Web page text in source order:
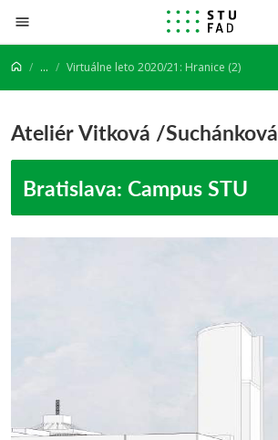
Prejsť na obsah
... Virtuálne leto 2020/21: Hranice (2)
Ateliér Vitková /Suchánková
Bratislava: Campus STU